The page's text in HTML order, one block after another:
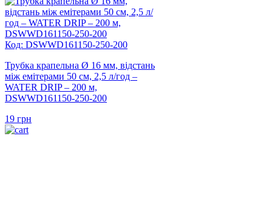
Код: DSWWD161150-250-200
Трубка крапельна Ø 16 мм, відстань
між емітерами 50 см, 2,5 л/год –
WATER DRIP – 200 м,
DSWWD161150-250-200
19 грн